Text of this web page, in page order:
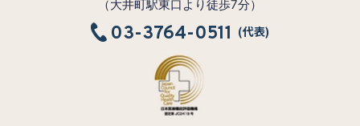
（大井町駅東口より徒歩7分）
03-3764-0511 (代表)